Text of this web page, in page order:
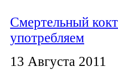
Смертельный
употребляем
13 Августа 2011